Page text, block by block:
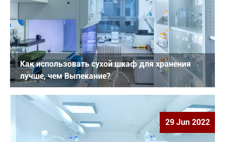
Как использовать сухой шкаф для хранения
лучше, чем Выпекание?
29 Jun 2022